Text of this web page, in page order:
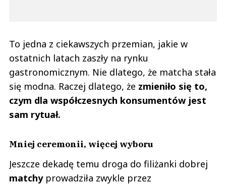
To jedna z ciekawszych przemian, jakie w
ostatnich latach zaszły na rynku
gastronomicznym. Nie dlatego, że matcha stała
się modna. Raczej dlatego, że zmieniło się to,
czym dla współczesnych konsumentów jest
sam rytuał.
Mniej ceremonii, więcej wyboru
Jeszcze dekadę temu droga do filiżanki dobrej
matchy prowadziła zwykle przez